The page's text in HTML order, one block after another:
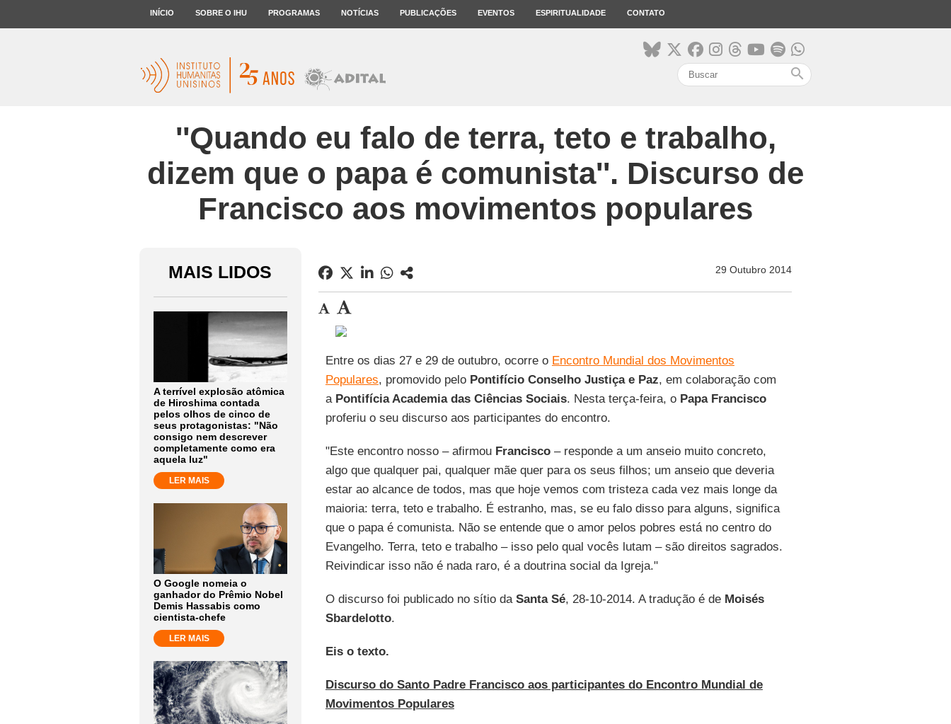
INÍCIO SOBRE O IHU PROGRAMAS NOTÍCIAS PUBLICAÇÕES EVENTOS ESPIRITUALIDADE CONTATO
search
''Quando eu falo de terra, teto e trabalho,
dizem que o papa é comunista''. Discurso de
Francisco aos movimentos populares
MAIS LIDOS
A terrível explosão atômica
de Hiroshima contada
pelos olhos de cinco de
seus protagonistas: "Não
consigo nem descrever
completamente como era
aquela luz"
LER MAIS
O Google nomeia o
ganhador do Prêmio Nobel
Demis Hassabis como
cientista-chefe
LER MAIS
29 Outubro 2014
Entre os dias 27 e 29 de outubro, ocorre o Encontro Mundial dos Movimentos
Populares, promovido pelo Pontifício Conselho Justiça e Paz, em colaboração com
a Pontifícia Academia das Ciências Sociais. Nesta terça-feira, o Papa Francisco
proferiu o seu discurso aos participantes do encontro.
"Este encontro nosso – afirmou Francisco– responde a um anseio muito concreto,
algo que qualquer pai, qualquer mãe quer para os seus filhos; um anseio que deveria
estar ao alcance de todos, mas que hoje vemos com tristeza cada vez mais longe da
maioria: terra, teto e trabalho. É estranho, mas, se eu falo disso para alguns, significa
que o papa é comunista. Não se entende que o amor pelos pobres está no centro do
Evangelho. Terra, teto e trabalho – isso pelo qual vocês lutam – são direitos sagrados.
Reivindicar isso não é nada raro, é a doutrina social da Igreja."
O discurso foi publicado no sítio da Santa Sé, 28-10-2014. A tradução é de Moisés
Sbardelotto.
Eis o texto.
Discurso do Santo Padre Francisco aos participantes do Encontro Mundial de
Movimentos Populares